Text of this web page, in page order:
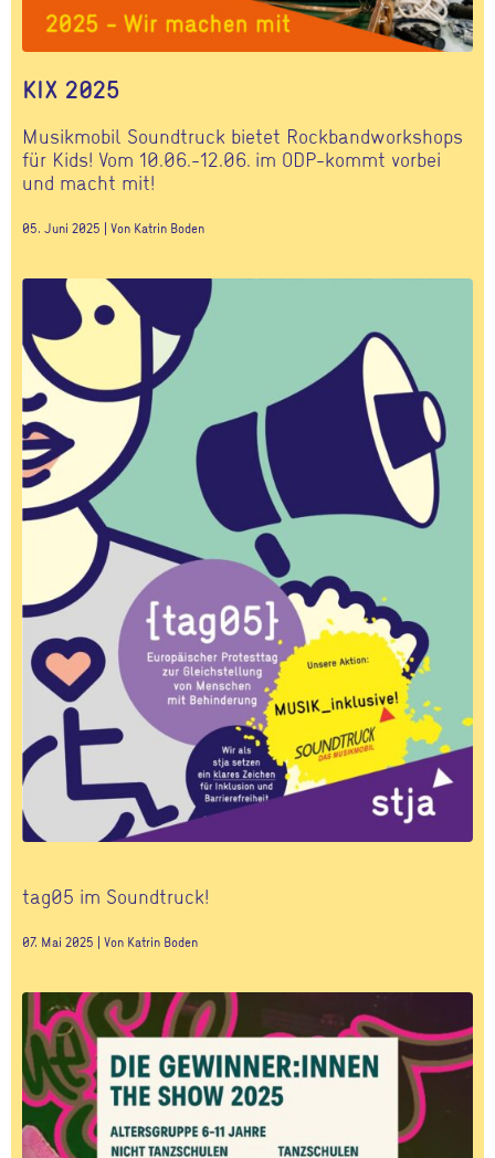
KIX 2025
Musikmobil Soundtruck bietet Rockbandworkshops
für Kids! Vom 10.06.-12.06. im ODP-kommt vorbei
und macht mit!
05. Juni 2025 | Von Katrin Boden
tag05 im Soundtruck!
07. Mai 2025 | Von Katrin Boden